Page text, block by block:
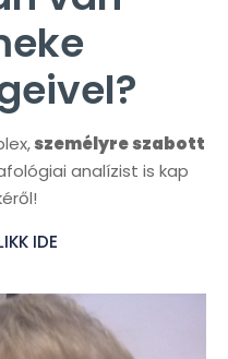
személyre szabott
analízist is kap
IDE